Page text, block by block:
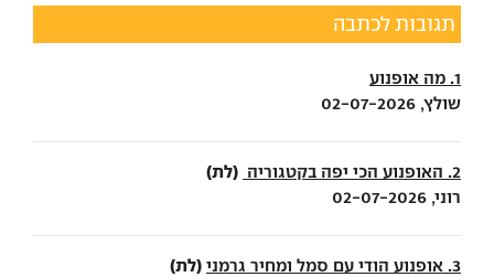
תגובות לכתבה
1. מה אופנוע
שולץ, 02-07-2026
2. האופנוע הכי יפה בקטגוריה (לת)
רוני, 02-07-2026
3. אופנוע הודי עם סמל ומחיר גרמני (לת)